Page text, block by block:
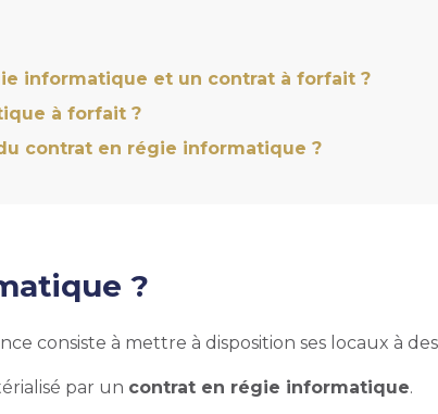
informatique et un contrat à forfait ?
à forfait ?
contrat en régie informatique ?
?
consiste à mettre à disposition ses locaux à
par un contrat en régie informatique.